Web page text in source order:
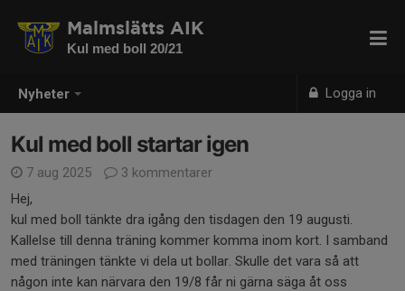
Nyheter Logga in
Malmslätts AIK
Kul med boll 20/21
Kul med boll startar igen
7 aug 2025
3 kommentarer
Hej,
kul med boll tänkte dra igång den tisdagen den 19 augusti.
Kallelse till denna träning kommer komma inom kort. I samband
med träningen tänkte vi dela ut bollar. Skulle det vara så att
någon inte kan närvara den 19/8 får ni gärna säga åt oss